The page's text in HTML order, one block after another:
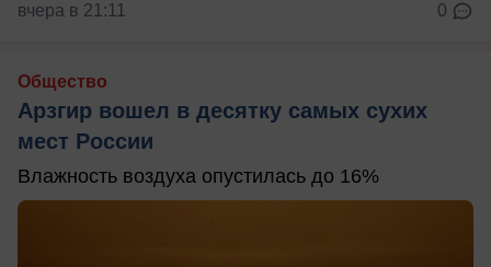
вчера в 21:11 0
Общество
Арзгир вошел в десятку самых сухих
мест России
Влажность воздуха опустилась до 16%